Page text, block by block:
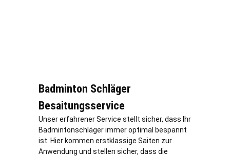
Badminton Schläger
Besaitungsservice
Unser erfahrener Service stellt sicher, dass Ihr
Badmintonschläger immer optimal bespannt
ist. Hier kommen erstklassige Saiten zur
Anwendung und stellen sicher, dass die